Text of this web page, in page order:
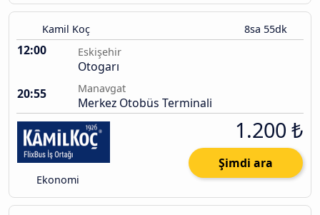
Kamil Koç 8sa 55dk
12:00 Eskişehir
Otogarı
20:55
Manavgat
Merkez Otobüs Terminali
Ekonomi
1.200 ₺
Şimdi ara